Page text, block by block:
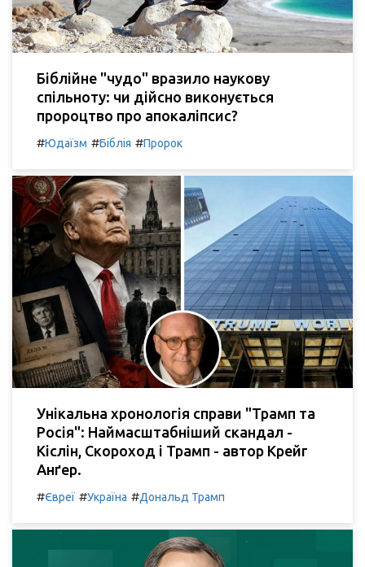
Біблійне "чудо" вразило наукову
спільноту: чи дійсно виконується
пророцтво про апокаліпсис?
#Юдаїзм #Біблія #Пророк
Унікальна хронологія справи "Трамп та
Росія": Наймасштабніший скандал -
Кіслін, Скороход і Трамп - автор Крейг
Анґер.
#Євреї #Україна #Дональд Трамп